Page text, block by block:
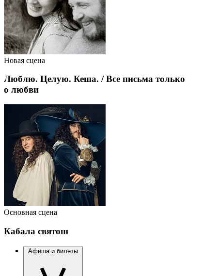
Новая сцена
Люблю. Целую. Кеша. / Все письма только
о любви
Основная сцена
Кабала святош
Афиша и билеты